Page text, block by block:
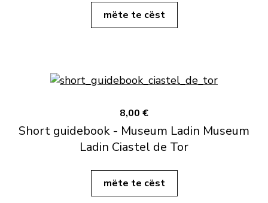
mëte te cëst
8,00 €
Short guidebook - Museum Ladin Museum
Ladin Ciastel de Tor
mëte te cëst